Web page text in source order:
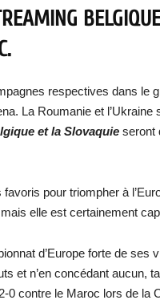
respectives dans le
La Roumanie et l’Ukraine
et la Slovaquie seront
pour triompher à
elle est certainement
d’Europe forte de ses
et n’en concédant aucun,
contre le Maroc lors de la